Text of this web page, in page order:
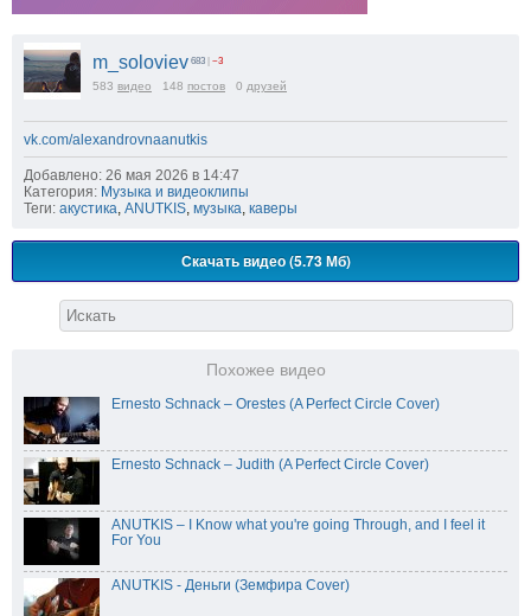
m_soloviev 683 | −3
583 видео 148 постов 0 друзей
vk.com/alexandrovnaanutkis
Добавлено: 26 мая 2026 в 14:47
Категория: Музыка и видеоклипы
Теги: акустика ANUTKIS музыка каверы
Скачать видео (5.73 Мб)
Похожее видео
Ernesto Schnack – Orestes (A Perfect Circle Cover)
Ernesto Schnack – Judith (A Perfect Circle Cover)
ANUTKIS – I Know what you're going Through, and I feel it
For You
ANUTKIS - Деньги (Земфира Cover)